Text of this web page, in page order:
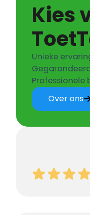
Kies voor
Unieke
Professionele
Over ons